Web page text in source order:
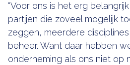
“Voor ons is het erg
partijen die zoveel mogelijk
zeggen, meerdere
beheer. Want daar hebben
onderneming als ons niet op